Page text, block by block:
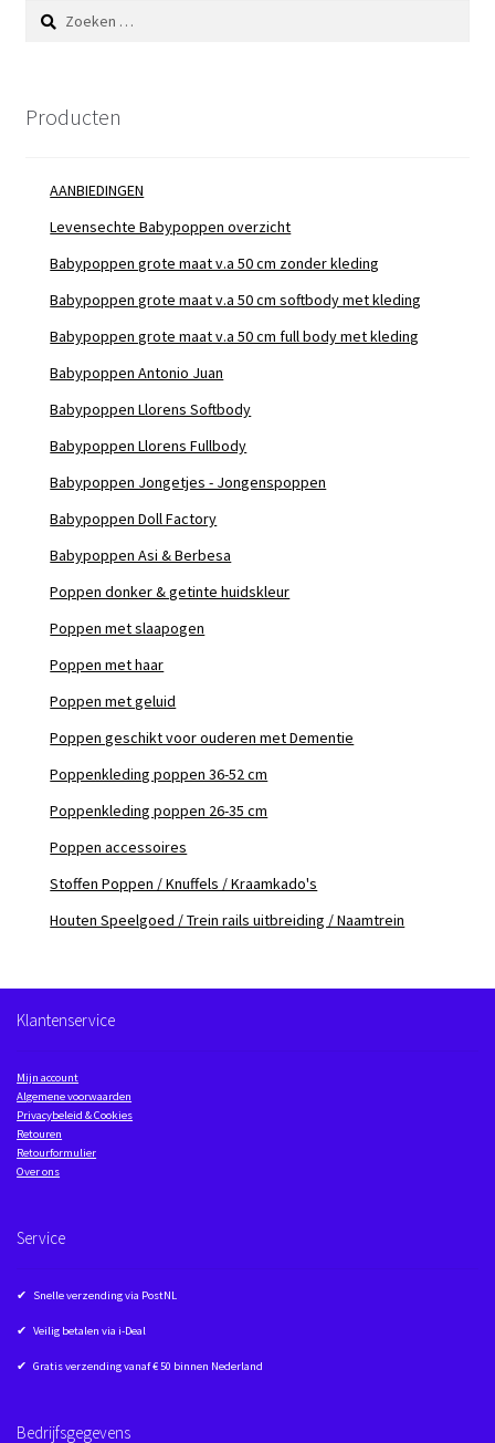
Zoeken
naar:
Producten
AANBIEDINGEN
Levensechte Babypoppen overzicht
Babypoppen grote maat v.a 50 cm zonder kleding
Babypoppen grote maat v.a 50 cm softbody met kleding
Babypoppen grote maat v.a 50 cm full body met kleding
Babypoppen Antonio Juan
Babypoppen Llorens Softbody
Babypoppen Llorens Fullbody
Babypoppen Jongetjes - Jongenspoppen
Babypoppen Doll Factory
Babypoppen Asi & Berbesa
Poppen donker & getinte huidskleur
Poppen met slaapogen
Poppen met haar
Poppen met geluid
Poppen geschikt voor ouderen met Dementie
Poppenkleding poppen 36-52 cm
Poppenkleding poppen 26-35 cm
Poppen accessoires
Stoffen Poppen / Knuffels / Kraamkado's
Houten Speelgoed / Trein rails uitbreiding / Naamtrein
Klantenservice
Mijn account
Algemene voorwaarden
Privacybeleid & Cookies
Retouren
Retourformulier
Over ons
Service
✔ Snelle verzending via PostNL
✔ Veilig betalen via i-Deal
✔ Gratis verzending vanaf € 50 binnen Nederland
Bedrijfsgegevens